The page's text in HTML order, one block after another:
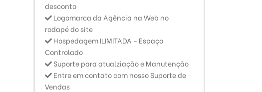
desconto
Logomarca da Agência na Web no
rodapé do site
Hospedagem ILIMITADA - Espaço
Controlado
Suporte para atualziação e Manutenção
Entre em contato com nosso Suporte de
Vendas